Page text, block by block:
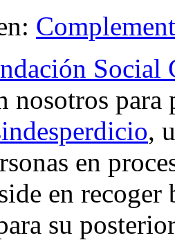
Social
nosotros para
,
en
en
su